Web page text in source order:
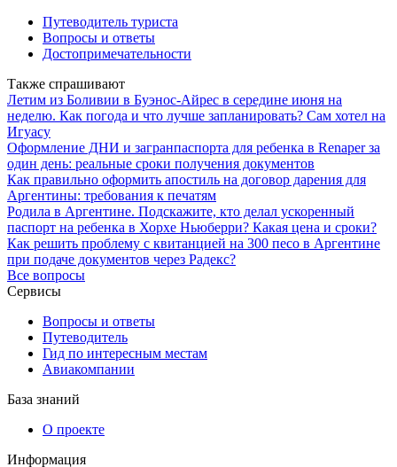
Путеводитель туриста
Вопросы и ответы
Достопримечательности
Также спрашивают
Летим из Боливии в Буэнос-Айрес в середине июня на
неделю. Как погода и что лучше запланировать? Сам хотел на
Игуасу
Оформление ДНИ и загранпаспорта для ребенка в Renaper за
один день: реальные сроки получения документов
Как правильно оформить апостиль на договор дарения для
Аргентины: требования к печатям
Родила в Аргентине. Подскажите, кто делал ускоренный
паспорт на ребенка в Хорхе Ньюберри? Какая цена и сроки?
Как решить проблему с квитанцией на 300 песо в Аргентине
при подаче документов через Радекс?
Все вопросы
Сервисы
Вопросы и ответы
Путеводитель
Гид по интересным местам
Авиакомпании
База знаний
О проекте
Информация